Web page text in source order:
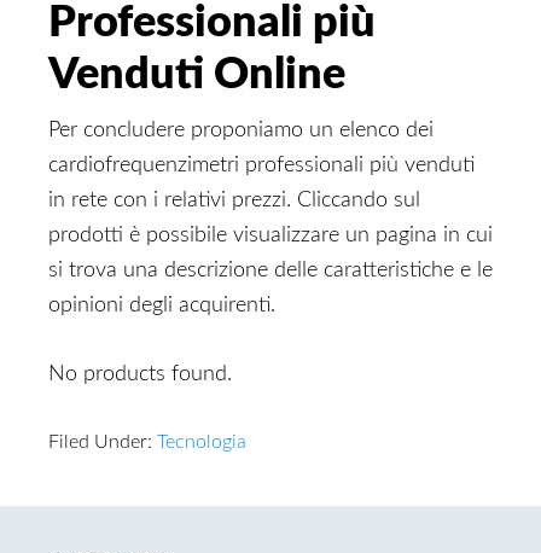
Professionali più
Venduti Online
Per concludere proponiamo un elenco dei
cardiofrequenzimetri professionali più venduti
in rete con i relativi prezzi. Cliccando sul
prodotti è possibile visualizzare un pagina in cui
si trova una descrizione delle caratteristiche e le
opinioni degli acquirenti.
No products found.
Filed Under: Tecnologia